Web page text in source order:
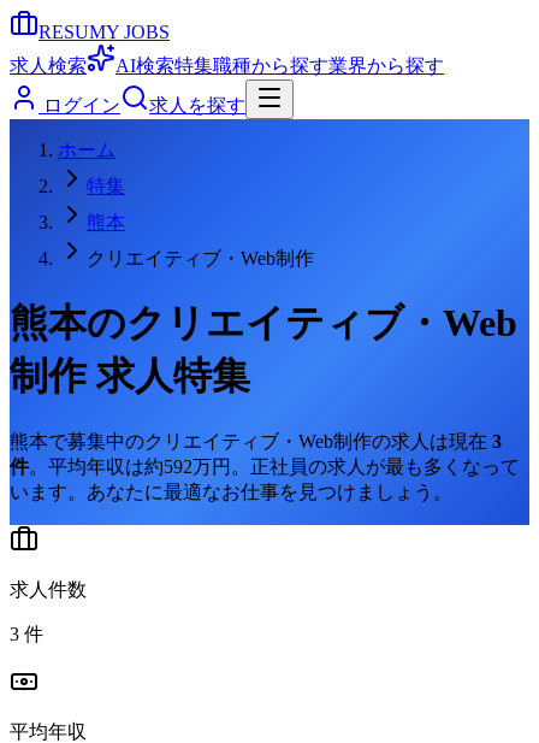
RESUMY JOBS
求人検索
AI検索特集職種から探す業界から探す
ログイン
求人を探す
ホーム
特集
熊本
クリエイティブ・Web制作
熊本のクリエイティブ・Web
制作求人特集
熊本で募集中のクリエイティブ・Web制作の求人は現在 3
件。 平均年収は約592万円。 正社員の求人が最も多くなって
います。 あなたに最適なお仕事を見つけましょう。
求人件数
3 件
平均年収